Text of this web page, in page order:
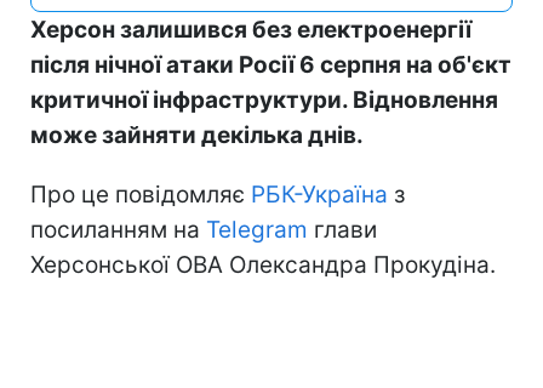
Херсон залишився без електроенергії
після нічної атаки Росії 6 серпня на об'єкт
критичної інфраструктури. Відновлення
може зайняти декілька днів.
Про це повідомляє РБК-Україна з
посиланням на Telegram глави
Херсонської ОВА Олександра Прокудіна.